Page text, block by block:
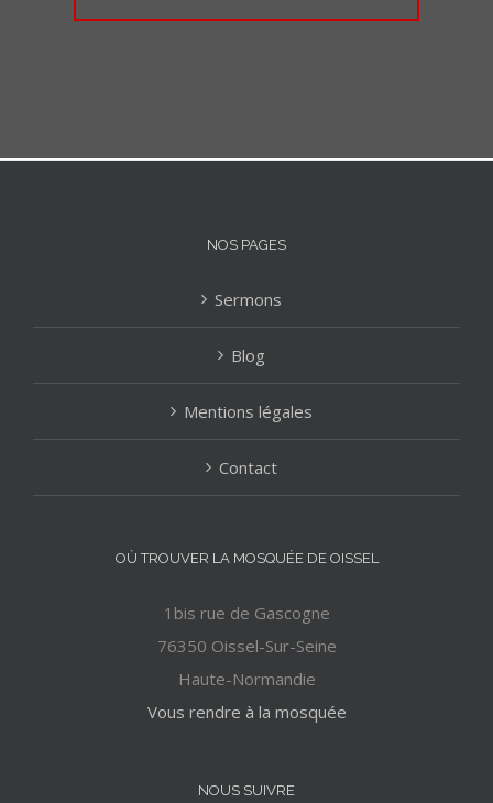
NOS PAGES
Sermons
Blog
Mentions légales
Contact
OÙ TROUVER LA MOSQUÉE DE OISSEL
1bis rue de Gascogne
76350 Oissel-Sur-Seine
Haute-Normandie
Vous rendre à la mosquée
NOUS SUIVRE